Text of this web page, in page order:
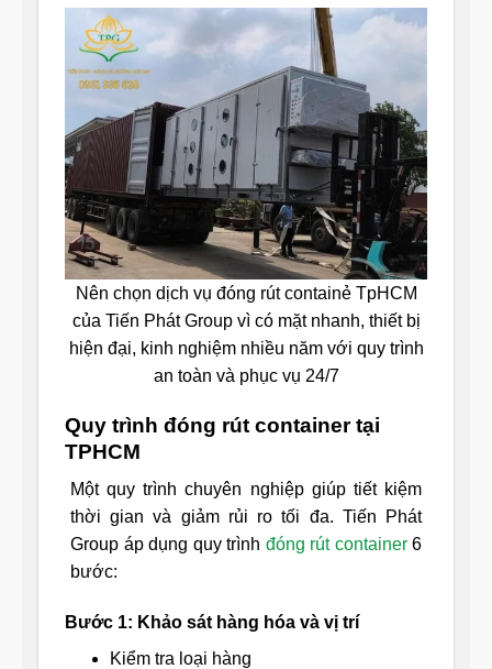
Nên chọn dịch vụ đóng rút containẻ TpHCM
của Tiến Phát Group vì có mặt nhanh, thiết bị
hiện đại, kinh nghiệm nhiều năm với quy trình
an toàn và phục vụ 24/7
Quy trình đóng rút container tại
TPHCM
Một quy trình chuyên nghiệp giúp tiết kiệm
thời gian và giảm rủi ro tối đa. Tiến Phát
Group áp dụng quy trình đóng rút container6
bước:
Bước 1: Khảo sát hàng hóa và vị trí
Kiểm tra loại hàng